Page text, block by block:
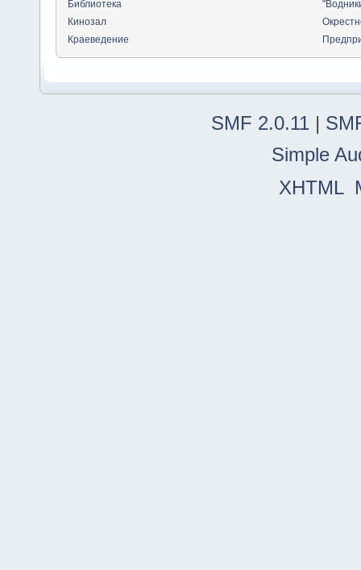
Библиотека
Кинозал
Краеведение
SMF 2.0.11 |
Simple
XHTML